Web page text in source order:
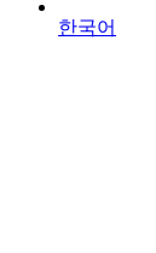
한국어